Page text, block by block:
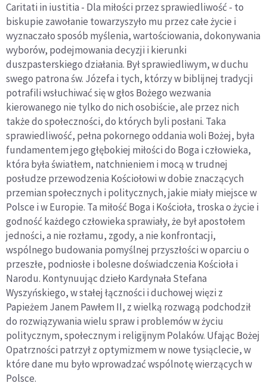
Caritati in iustitia - Dla miłości przez sprawiedliwość - to
biskupie zawołanie towarzyszyło mu przez całe życie i
wyznaczało sposób myślenia, wartościowania, dokonywania
wyborów, podejmowania decyzji i kierunki
duszpasterskiego działania. Był sprawiedliwym, w duchu
swego patrona św. Józefa i tych, którzy w biblijnej tradycji
potrafili wsłuchiwać się w głos Bożego wezwania
kierowanego nie tylko do nich osobiście, ale przez nich
także do społeczności, do których byli posłani. Taka
sprawiedliwość, pełna pokornego oddania woli Bożej, była
fundamentem jego głębokiej miłości do Boga i człowieka,
która była światłem, natchnieniem i mocą w trudnej
posłudze przewodzenia Kościołowi w dobie znaczących
przemian społecznych i politycznych, jakie miały miejsce w
Polsce i w Europie. Ta miłość Boga i Kościoła, troska o życie i
godność każdego człowieka sprawiały, że był apostołem
jedności, a nie rozłamu, zgody, a nie konfrontacji,
wspólnego budowania pomyślnej przyszłości w oparciu o
przeszłe, podniosłe i bolesne doświadczenia Kościoła i
Narodu. Kontynuując dzieło Kardynała Stefana
Wyszyńskiego, w stałej łączności i duchowej więzi z
Papieżem Janem Pawłem II, z wielką rozwagą podchodził
do rozwiązywania wielu spraw i problemów w życiu
politycznym, społecznym i religijnym Polaków. Ufając Bożej
Opatrzności patrzył z optymizmem w nowe tysiąclecie, w
które dane mu było wprowadzać wspólnotę wierzących w
Polsce.